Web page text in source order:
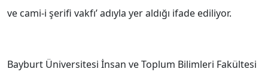
ve cami-i şerifi vakfı’ adıyla yer aldığı ifade ediliyor.
Bayburt Üniversitesi İnsan ve Toplum Bilimleri Fakültesi